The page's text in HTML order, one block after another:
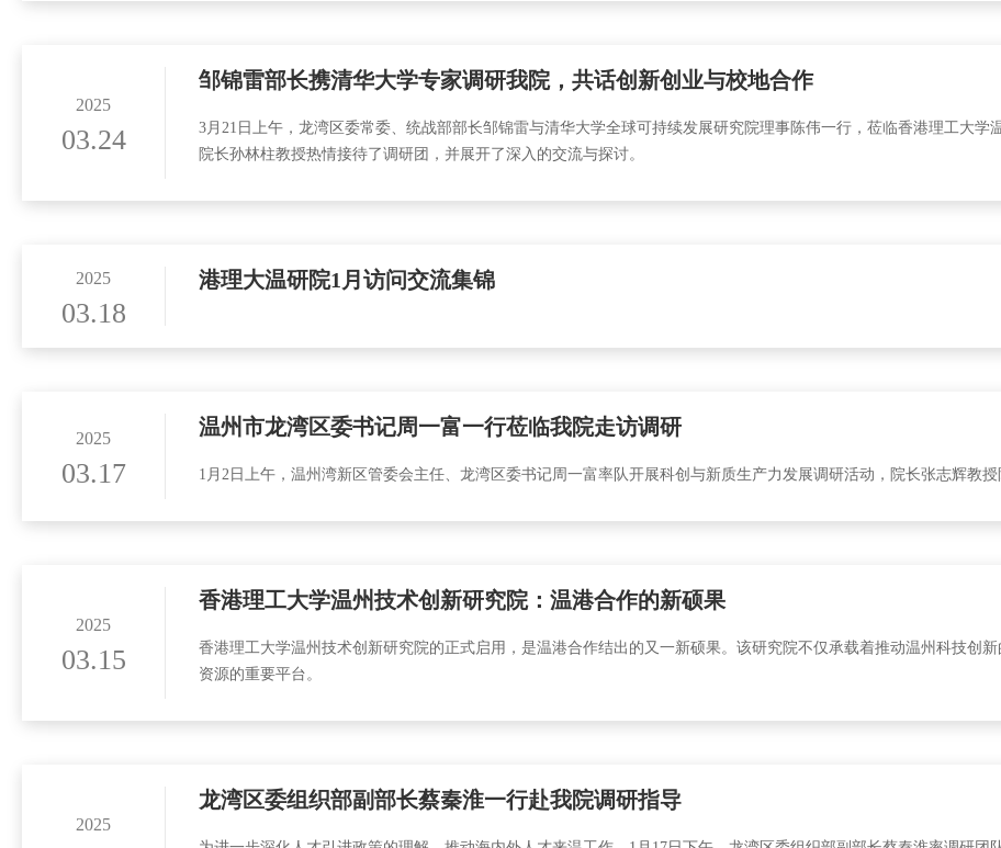
2025
03.24
邹锦雷部长携清华大学专家调研我院，共话创新创业与校地合作
3月21日上午，龙湾区委常委、统战部部长邹锦雷与清华大学全球可持续发展研究院理事陈伟一行，莅临香港理工大学
院长孙林柱教授热情接待了调研团，并展开了深入的交流与探讨。
2025
03.18
港理大温研院1月访问交流集锦
2025
03.17
温州市龙湾区委书记周一富一行莅临我院走访调研
1月2日上午，温州湾新区管委会主任、龙湾区委书记周一富率队开展科创与新质生产力发展调研活动，院长张志辉教授
2025
03.15
香港理工大学温州技术创新研究院：温港合作的新硕果
香港理工大学温州技术创新研究院的正式启用，是温港合作结出的又一新硕果。该研究院不仅承载着推动温州科技创
资源的重要平台。
2025
龙湾区委组织部副部长蔡秦淮一行赴我院调研指导